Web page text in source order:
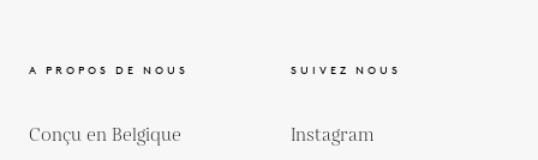
A PROPOS DE NOUS
Conçu en Belgique
SUIVEZ NOUS
Instagram